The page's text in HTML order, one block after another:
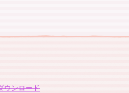
ウンロード